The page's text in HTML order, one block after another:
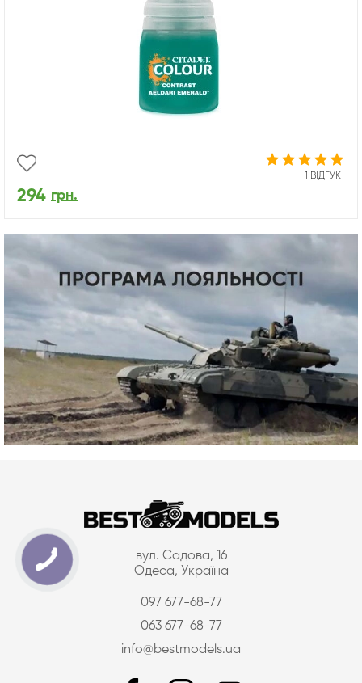
1 ВІДГУК
294 грн.
вул. Садова, 16
Одеса, Україна
097 677-68-77
063 677-68-77
info@bestmodels.ua